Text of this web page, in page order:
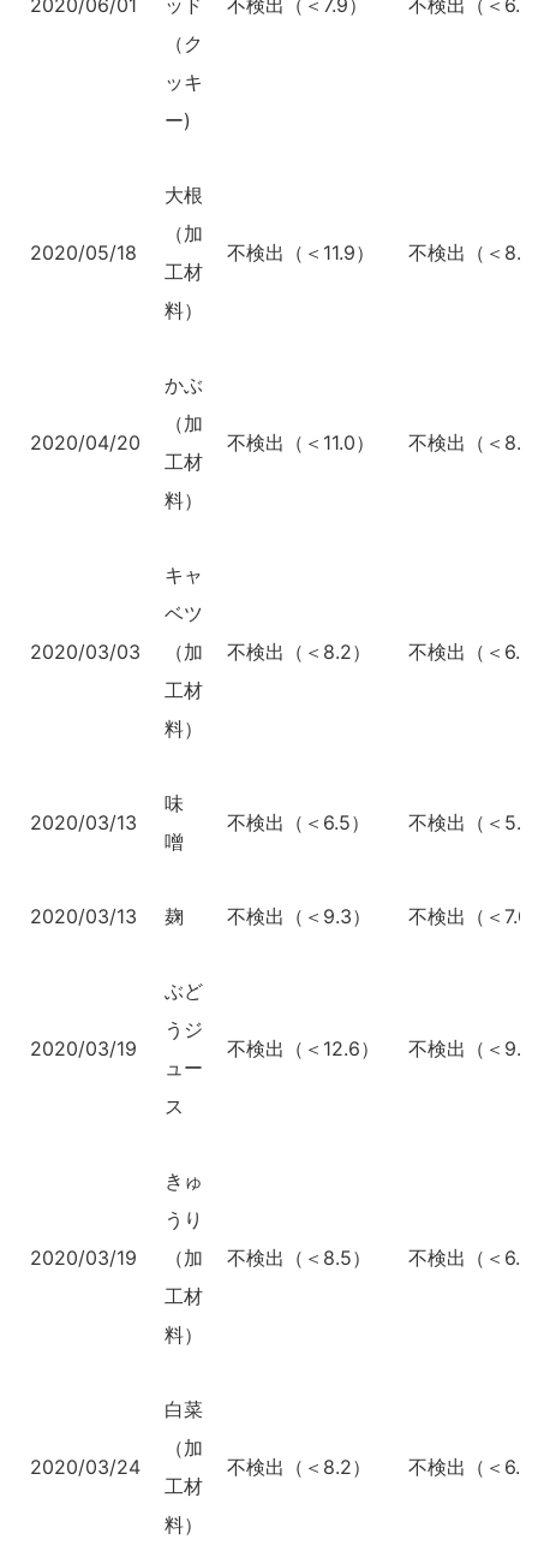
2020/06/01
ッド
（ク
ッキ
ー)
不検出（＜7.9） 不検出（＜6.0
2020/05/18
大根
（加
工材
料）
不検出（＜11.9） 不検出（＜8.9
2020/04/20
かぶ
（加
工材
料）
不検出（＜11.0） 不検出（＜8.4
2020/03/03
キャ
ベツ
（加
工材
料）
不検出（＜8.2） 不検出（＜6.4
2020/03/13
味
噌
不検出（＜6.5） 不検出（＜5.1
2020/03/13 麹 不検出（＜9.3） 不検出（＜7.0
2020/03/19
ぶど
うジ
ュー
ス
不検出（＜12.6） 不検出（＜9.5
2020/03/19
きゅ
うり
（加
工材
料）
不検出（＜8.5） 不検出（＜6.4
2020/03/24
白菜
（加
工材
料）
不検出（＜8.2） 不検出（＜6.3